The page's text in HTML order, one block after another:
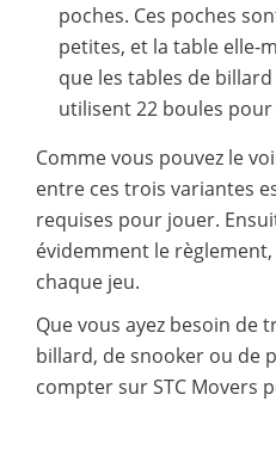
poches. Ces poches
petites, et la table elle-
que les tables de
utilisent 22 boules
Comme vous pouvez le
entre ces trois variantes
requises pour jouer.
évidemment le
chaque jeu.
Que vous ayez besoin de
billard, de snooker ou de
compter sur STC Movers